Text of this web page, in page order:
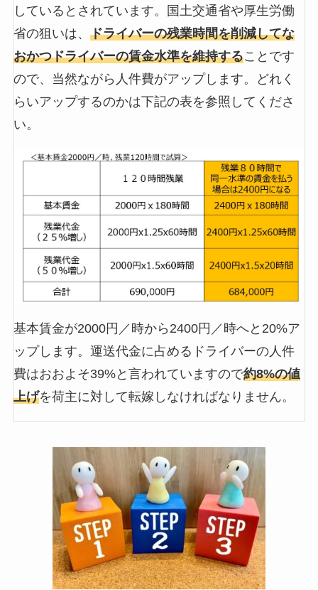
しているとされています。国土交通省や厚生労働
省の狙いは、 ドライバーの残業時間を削減してな
おかつドライバーの賃金水準を維持することです
ので、当然ながら人件費がアップします。どれく
らいアップするのかは下記の表を参照してくださ
い。
基本賃金が2000円／時から2400円／時へと20%ア
ップします。運送代金に占めるドライバーの人件
費はおおよそ39%と言われていますので約8%の値
上げを荷主に対して転嫁しなければなりません。